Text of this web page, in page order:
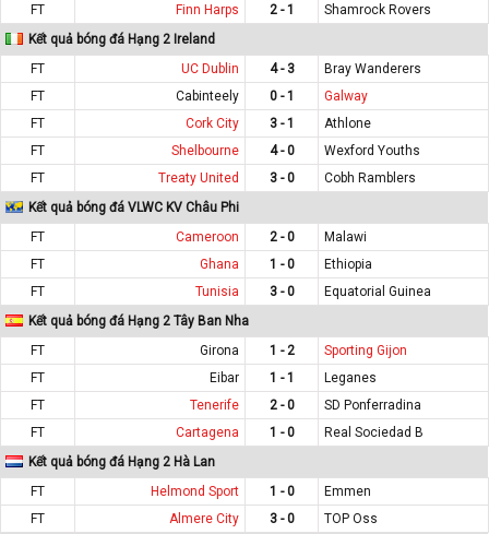
FT
Finn Harps 2 - 1
Shamrock Rovers
Kết quả bóng đá Hạng 2 Ireland
FT
UC Dublin 4 - 3
Bray Wanderers
FT
Cabinteely 0 - 1
Galway
FT
Cork City 3 - 1
Athlone
FT
Shelbourne 4 - 0
Wexford Youths
FT
Treaty United 3 - 0
Cobh Ramblers
Kết quả bóng đá VLWC KV Châu Phi
FT
Cameroon 2 - 0
Malawi
FT
Ghana 1 - 0
Ethiopia
FT
Tunisia 3 - 0
Equatorial Guinea
Kết quả bóng đá Hạng 2 Tây Ban Nha
FT
Girona 1 - 2
Sporting Gijon
FT
Eibar 1 - 1
Leganes
FT
Tenerife 2 - 0
SD Ponferradina
FT
Cartagena 1 - 0
Real Sociedad B
Kết quả bóng đá Hạng 2 Hà Lan
FT
Helmond Sport 1 - 0
Emmen
FT
Almere City 3 - 0 TOP Oss